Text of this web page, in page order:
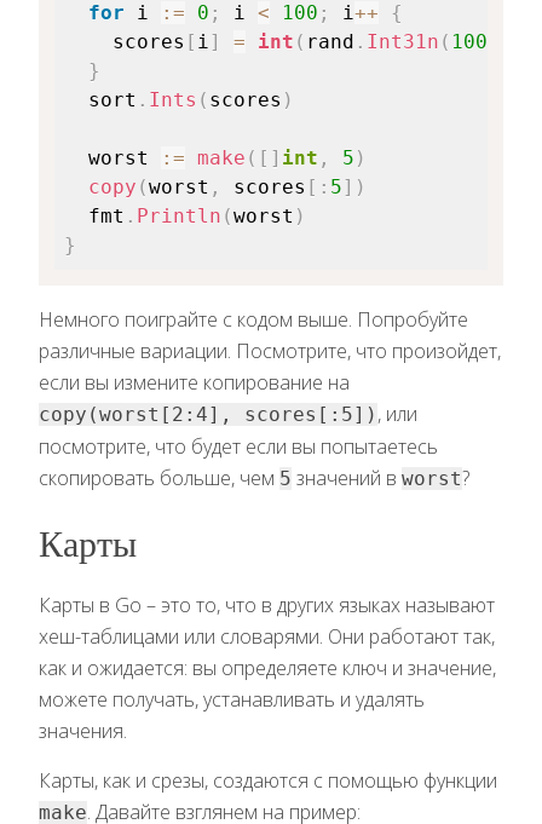
for i := 0 ; i < 100 ; i++
{
    scores
[ i] = int ( rand . Int31n ( 1000
}
  sort
. Ints ( scores )
  worst
:= make ( [ ] int , 5 )
copy (worst , scores [ : 5] )
  fmt
. Println (worst )
}
Немного поиграйте с кодом выше. Попробуйте
различные вариации. Посмотрите, что произойдет,
если вы измените копирование на
copy(worst[2:4], scores[:5]) , или
посмотрите, что будет если вы попытаетесь
скопировать больше, чем 5 значений в worst?
Карты
Карты в Go – это то, что в других языках называют
хеш-таблицами или словарями. Они работают так,
как и ожидается: вы определяете ключ и значение,
можете получать, устанавливать и удалять
значения.
Карты, как и срезы, создаются с помощью функции
make. Давайте взглянем на пример: